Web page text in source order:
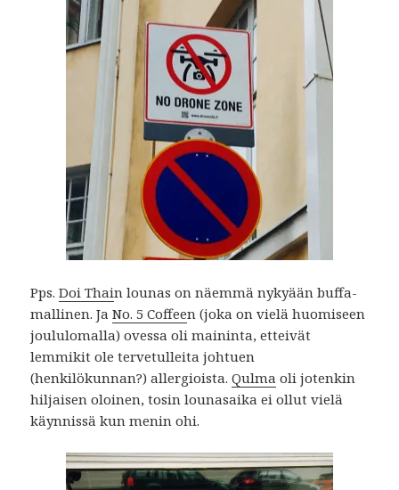
Pps.Doi Thain lounas on näemmä nykyään buffa-
mallinen. JaNo. 5 Coffeen (joka on vielä huomiseen
joululomalla) ovessa oli maininta, etteivät
lemmikit ole tervetulleita johtuen
(henkilökunnan?) allergioista.Qulma oli jotenkin
hiljaisen oloinen, tosin lounasaika ei ollut vielä
käynnissä kun menin ohi.